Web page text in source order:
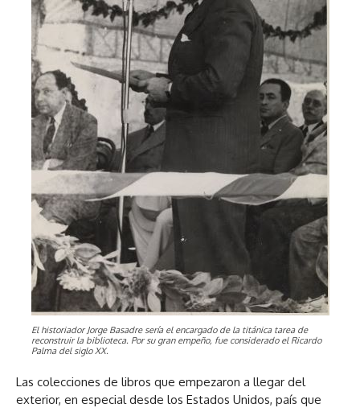
El historiador Jorge Basadre sería el encargado de la titánica tarea de
reconstruir la biblioteca. Por su gran empeño, fue considerado el Ricardo
Palma del siglo XX.
Las colecciones de libros que empezaron a llegar del
exterior, en especial desde los Estados Unidos, país que